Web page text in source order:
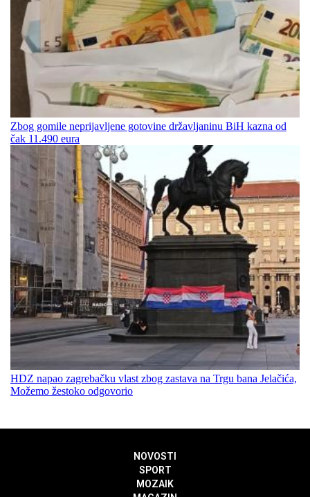
Zbog gomile neprijavljene gotovine državljaninu BiH kazna od
čak 11.490 eura
HDZ napao zagrebačku vlast zbog zastava na Trgu bana Jelačića,
Možemo žestoko odgovorio
NOVOSTI
SPORT
MOZAIK